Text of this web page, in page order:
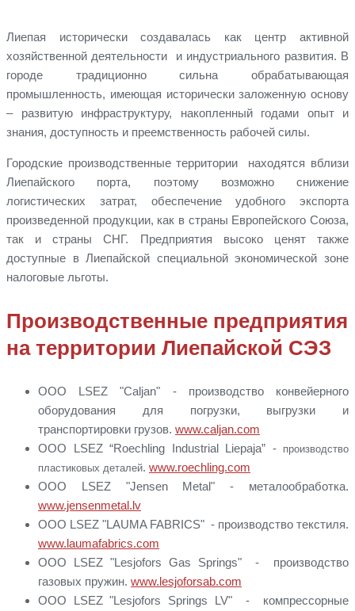
Лиепая исторически создавалась как центр активной
хозяйственной деятельности и индустриального развития. В
городе традиционно сильна обрабатывающая
промышленность, имеющая исторически заложенную основу
– развитую инфраструктуру, накопленный годами опыт и
знания, доступность и преемственность рабочей силы.
Городские производственные территории находятся вблизи
Лиепайского порта, поэтому возможно снижение
логистических затрат, обеспечение удобного экспорта
произведенной продукции, как в страны Европейского Союза,
так и страны СНГ. Предприятия высоко ценят также
доступные в Лиепайской специальной экономической зоне
налоговые льготы.
Производственные предприятия
на территории Лиепайской СЭЗ
ООО LSEZ "Caljan" - производство конвейерного
оборудования для погрузки, выгрузки и
транспортировки грузов. www.caljan.com
ООО LSEZ “Roechling Industrial Liepaja” - производство
пластиковых деталей. www.roechling.com
ООО LSEZ "Jensen Metal" - металообработка.
www.jensenmetal.lv
ООО LSEZ "LAUMA FABRICS" - производство текстиля.
www.laumafabrics.com
ООО LSEZ "Lesjofors Gas Springs" - производство
газовых пружин. www.lesjoforsab.com
ООО LSEZ "Lesjofors Springs LV" - компрессорные